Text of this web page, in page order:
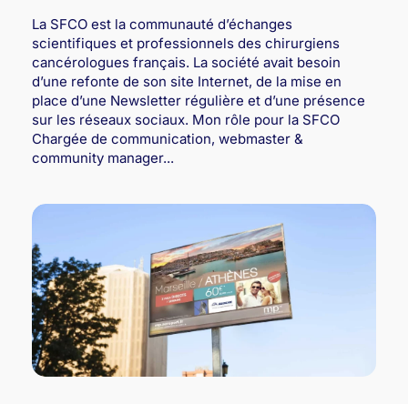
La SFCO est la communauté d’échanges
scientifiques et professionnels des chirurgiens
cancérologues français. La société avait besoin
d’une refonte de son site Internet, de la mise en
place d’une Newsletter régulière et d’une présence
sur les réseaux sociaux. Mon rôle pour la SFCO
Chargée de communication, webmaster &
community manager